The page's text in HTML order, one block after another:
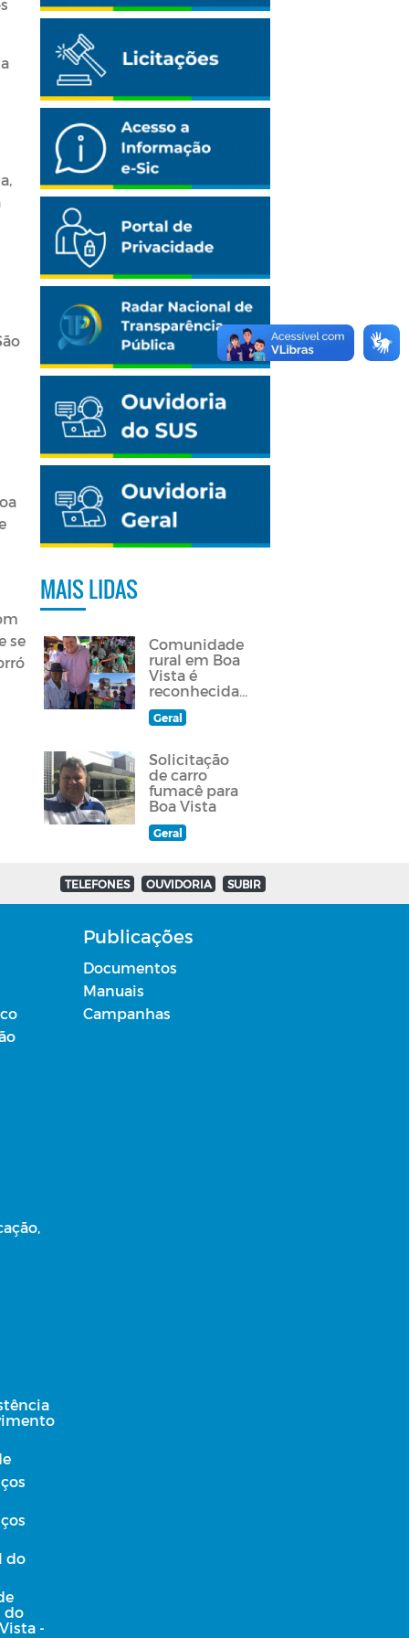
se
MAIS LIDAS
Comunidade
rural em Boa
Vista é
reconhecida
como
quilombola
Geral
Solicitação
de carro
fumacê para
Boa Vista
Geral
TELEFONES OUVIDORIA SUBIR
Publicações
Documentos
Manuais
Campanhas
do
do
-